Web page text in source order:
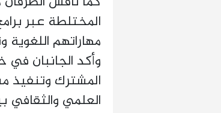
المختلطة عبر
مهاراتهم اللغوية
وأكد الجانبان في
المشترك وتنفيذ
العلمي والثقافي